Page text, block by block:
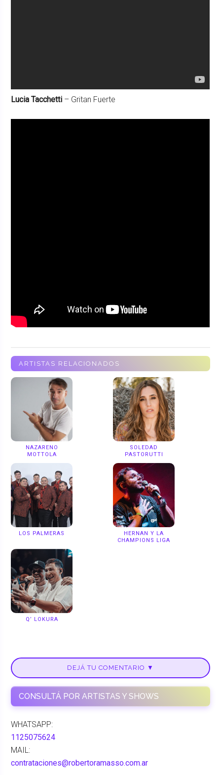
Lucia Tacchetti – Gritan Fuerte
ARTISTAS RELACIONADOS
NAZARENO
MOTTOLA
SOLEDAD
PASTORUTTI
LOS PALMERAS
HERNAN Y LA
CHAMPIONS LIGA
Q’ LOKURA
DEJÁ TU COMENTARIO ▼
CONSULTÁ POR ARTISTAS Y SHOWS
WHATSAPP:
1125075624
MAIL:
contrataciones@robertoramasso.com.ar